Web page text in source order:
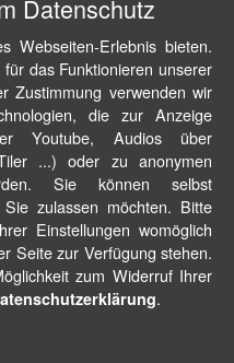
Datenschutz
Webseiten-Erlebnis bieten.
das Funktionieren unserer
Zustimmung verwenden wir
die zur Anzeige
Youtube, Audios über
...) oder zu anonymen
Sie können selbst
zulassen möchten. Bitte
Einstellungen womöglich
Seite zur Verfügung stehen.
zum Widerruf Ihrer
.